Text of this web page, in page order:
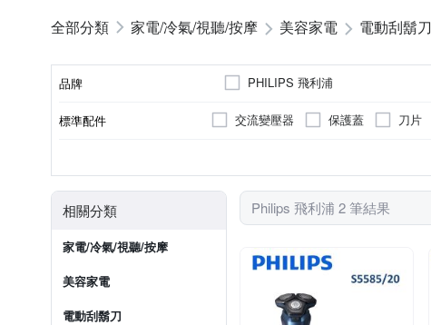
家電/冷氣/視聽/按摩 美容家電 電動刮鬍刀
品牌 PHILIPS 飛利浦
標準配件 交流變壓器 保護蓋 刀片
相關分類
家電/冷氣/視聽/按摩
美容家電
電動刮鬍刀
Philips 飛利浦 2 筆結果